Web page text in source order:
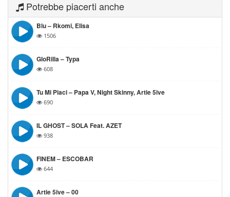
Potrebbe piacerti anche
Blu – Rkomi, Elisa
1506
GloRilla – Typa
608
Tu Mi Piaci – Papa V, Night Skinny, Artie 5ive
690
IL GHOST – SOLA Feat. AZET
938
FINEM – ESCOBAR
644
Artie 5ive – 00